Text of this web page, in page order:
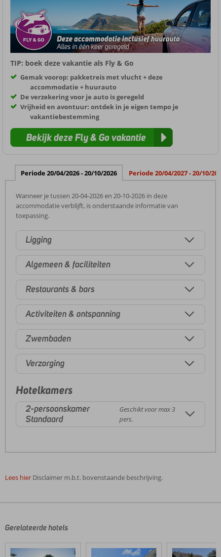
TIP: boek deze vakantie als Fly & Go
Gemak voorop: pakketreis met vlucht + deze
accommodatie + huurauto
De verzekering voor je auto is geregeld
Vrijheid en avontuur: ontdek in je eigen tempo je
vakantiebestemming
Bekijk deze Fly & Go vakantie
Periode 20/04/2026 - 20/10/2026 Periode 20/04/2027 - 20/10/
Wanneer je tussen 20-04-2026 en 20-10-2026 in deze
accommodatie verblijft, is onderstaande informatie van
toepassing.
Ligging
Algemeen & faciliteiten
Restaurants & bars
Activiteiten & ontspanning
Zwembaden
Verzorging
Hotelkamers
2-persoonskamer
Standaard
Geschikt voor max 3
pers.
Lees hier Disclaimer m.b.t. bovenstaande beschrijving.
door
klanten
Gerelateerde hotels